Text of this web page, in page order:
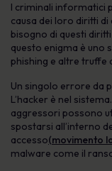
I criminali informatici
causa dei loro diritti
bisogno di questi
questo enigma è uno
phishing e altre truffe
Un singolo errore da
L’hacker è nel
aggressori possono
spostarsi all’interno
accesso(movimento
malware come il